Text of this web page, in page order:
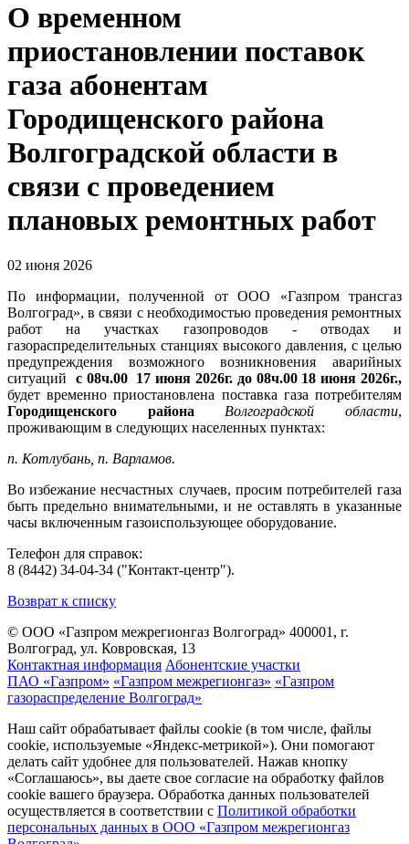
О временном
приостановлении поставок
газа абонентам
Городищенского района
Волгоградской области в
связи с проведением
плановых ремонтных работ
02 июня 2026
По информации, полученной от ООО «Газпром трансгаз
Волгоград», в связи с необходимостью проведения ремонтных
работ на участках газопроводов - отводах и
газораспределительных станциях высокого давления, с целью
предупреждения возможного возникновения аварийных
ситуаций с 08ч.00 17 июня 2026г. до 08ч.00 18 июня 2026г.,
будет временно приостановлена поставка газа потребителям
Городищенского района Волгоградской области,
проживающим в следующих населенных пунктах:
п. Котлубань, п. Варламов.
Во избежание несчастных случаев, просим потребителей газа
быть предельно внимательными, и не оставлять в указанные
часы включенным газоиспользующее оборудование.
Телефон для справок:
8 (8442) 34-04-34 ("Контакт-центр").
Возврат к списку
© ООО «Газпром межрегионгаз Волгоград» 400001, г.
Волгоград, ул. Ковровская, 13
Контактная информация Абонентские участки
ПАО «Газпром» «Газпром межрегионгаз» «Газпром
газораспределение Волгоград»
Наш сайт обрабатывает файлы cookie (в том числе, файлы
cookie, используемые «Яндекс-метрикой»). Они помогают
делать сайт удобнее для пользователей. Нажав кнопку
«Соглашаюсь», вы даете свое согласие на обработку файлов
cookie вашего браузера. Обработка данных пользователей
осуществляется в соответствии с Политикой обработки
персональных данных в ООО «Газпром межрегионгаз